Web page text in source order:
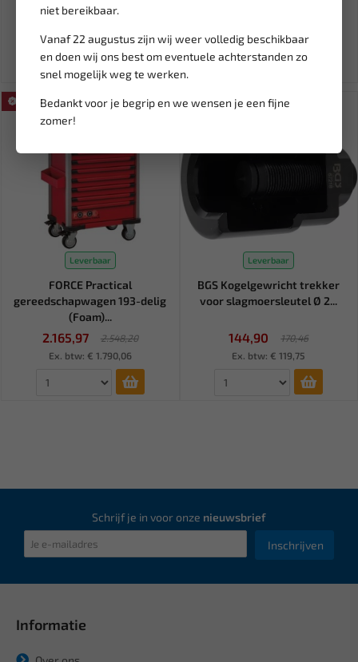
niet bereikbaar.
Vanaf 22 augustus zijn wij weer volledig beschikbaar
en doen wij ons best om eventuele achterstanden zo
snel mogelijk weg te werken.
Bedankt voor je begrip en we wensen je een fijne
zomer!
155,82
Ex. btw: € 128,78
Ex. btw: € 695,00
Leverbaar
FORCE Practical
gereedschapwagen 193-delig
(Foam)...
2.165,97
2.548,20
Ex. btw: € 1.790,06
SALE!
Leverbaar
BGS Kogelgewricht trekker
voor slagmoersleutel Ø 2...
144,90
170,46
Ex. btw: € 119,75
Schrijf je in voor onze nieuwsbrief
Inschrijven
Informatie